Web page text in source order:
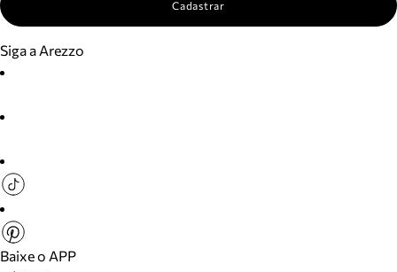
Cadastrar
Siga a Arezzo
Baixe o APP